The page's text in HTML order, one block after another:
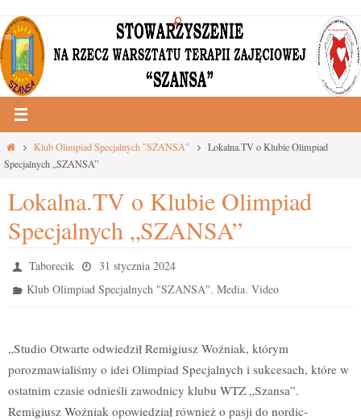
Przejdź
do
treści
Strona
główna
Klub Olimpiad Specjalnych "SZANSA"
Lokalna.TV o Klubie Olimpiad
Specjalnych „SZANSA”
Lokalna.TV o Klubie Olimpiad
Specjalnych „SZANSA”
Taborecik
31 stycznia 2024
Klub Olimpiad Specjalnych "SZANSA",Media,Video
„Studio Otwarte odwiedził Remigiusz Woźniak, którym
porozmawialiśmy o idei Olimpiad Specjalnych i sukcesach, które w
ostatnim czasie odnieśli zawodnicy klubu WTZ „Szansa”.
Remigiusz Woźniak opowiedział również o pasji do nordic-